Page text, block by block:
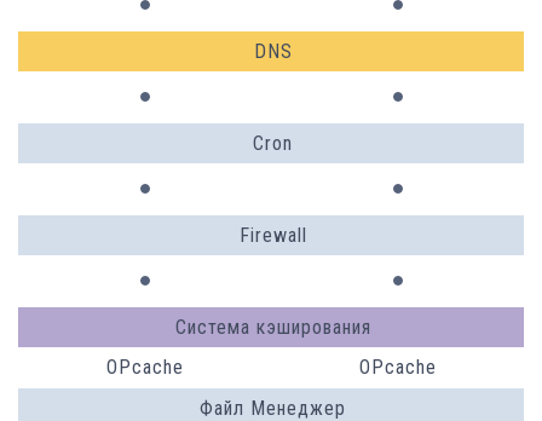
DNS
Cron
Firewall
Система кэширования
OPcache
OPcache
Файл Менеджер